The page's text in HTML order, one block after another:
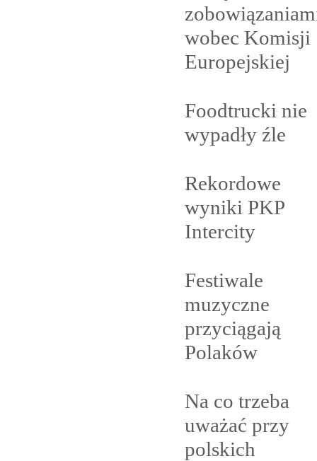
wobec Komisji
Europejskiej
Foodtrucki nie
wypadły źle
Rekordowe
wyniki PKP
Intercity
Festiwale
muzyczne
przyciągają
Polaków
Na co trzeba
uważać przy
polskich